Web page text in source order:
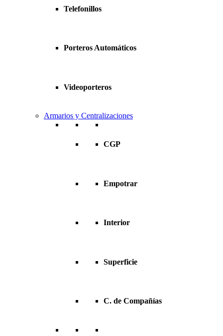
Telefonillos
Porteros Automáticos
Videoporteros
Armarios y Centralizaciones
CGP
Empotrar
Interior
Superficie
C. de Compañías